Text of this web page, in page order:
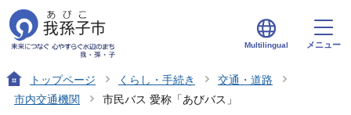
Multilingual メニュー
トップページ くらし・手続き
交通・道路
市内交通機関
市民バス 愛称「あびバス」